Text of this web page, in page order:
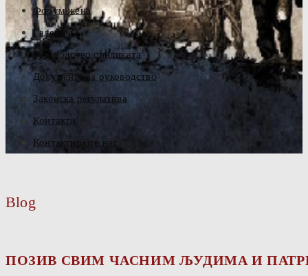
Форум жена
Галерија
Руководство синдиката
Документа за руководство
Законска регулатива
Контакти
Контактирајте нас
Blog
ПОЗИВ СВИМ ЧАСНИМ ЉУДИМА И